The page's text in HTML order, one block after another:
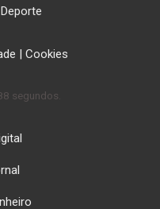
Deporte
| Cookies
segundos.